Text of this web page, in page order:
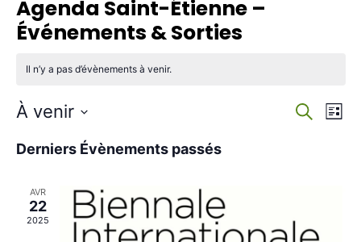
Agenda Saint-Étienne –
Événements & Sorties
Il n’y a pas d’évènements à venir.
de
Liste
À venir
une
date.
Derniers Évènements passés
AVR
22
2025